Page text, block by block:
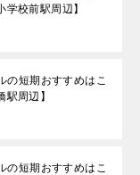
校前駅周辺】
の短期おすすめはこ
周辺】
の短期おすすめはこ